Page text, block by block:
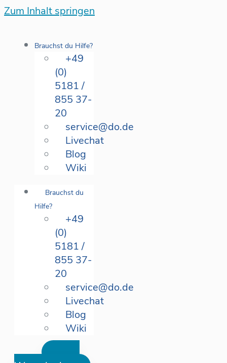
Zum Inhalt springen
Brauchst du Hilfe?
+49
(0)
5181 /
855 37-
20
service@do.de
Livechat
Blog
Wiki
Brauchst du
Hilfe?
+49
(0)
5181 /
855 37-
20
service@do.de
Livechat
Blog
Wiki